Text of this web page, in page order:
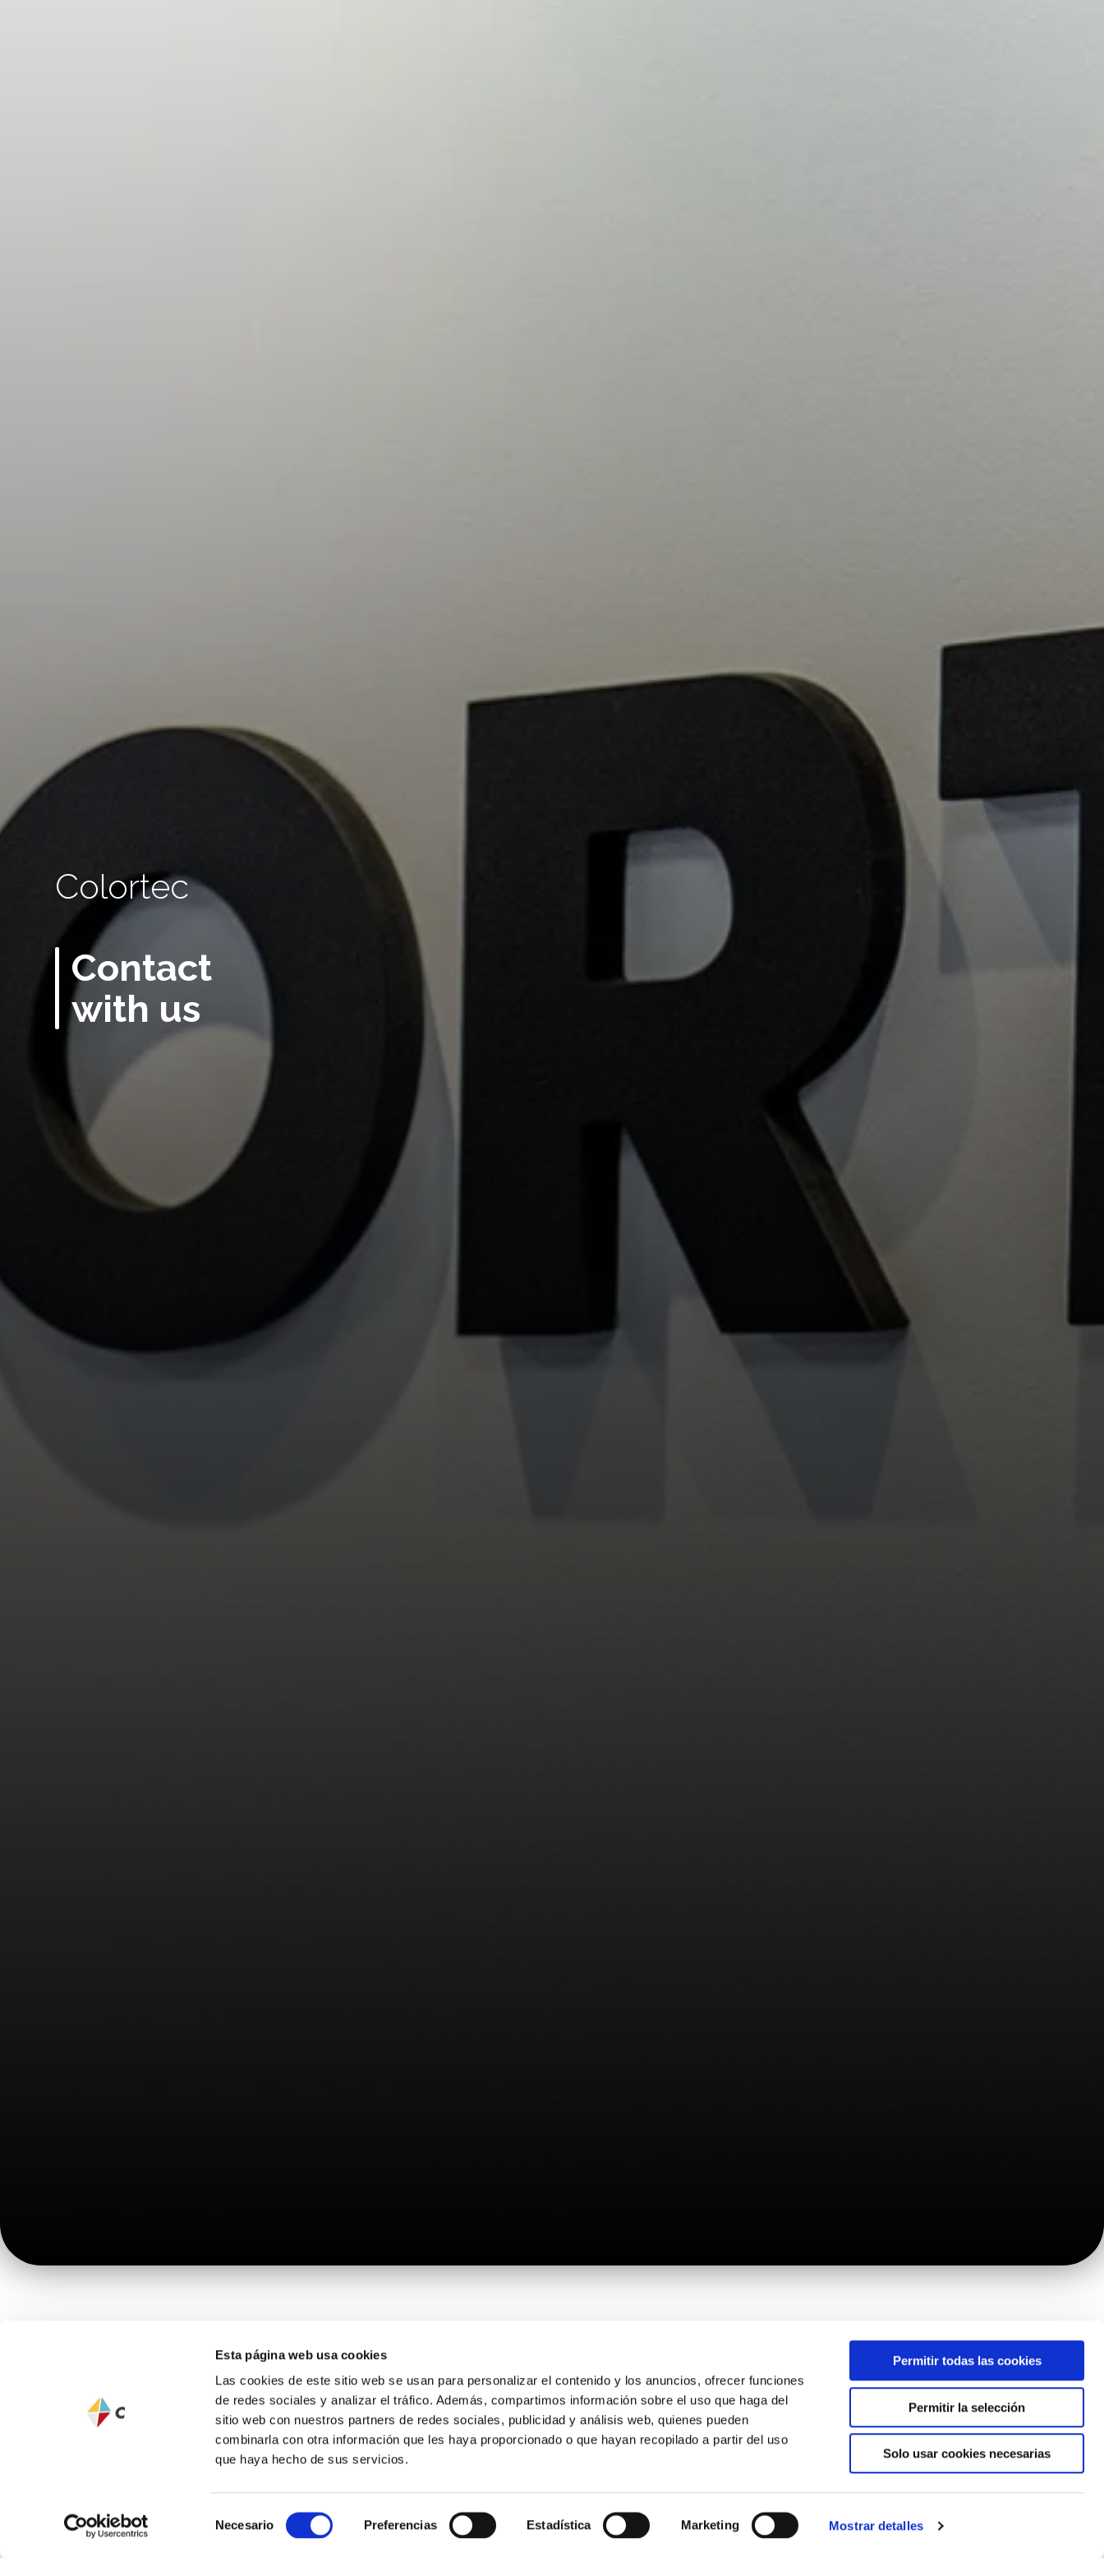
Esta página web usa cookies
Las cookies de este sitio web se usan para personalizar el contenido y los anuncios, ofrecer funciones
de redes sociales y analizar el tráfico. Además, compartimos información sobre el uso que haga del
sitio web con nuestros partners de redes sociales, publicidad y análisis web, quienes pueden
combinarla con otra información que les haya proporcionado o que hayan recopilado a partir del uso
que haya hecho de sus servicios.
de
Necesario Preferencias Estadística Marketing Mostrar detalles
Permitir todas las cookies
Permitir la selección
Solo usar cookies necesarias
Contact
with us
Colortec
Call us or send us an email with
your questions, we will be happy to
assist you.